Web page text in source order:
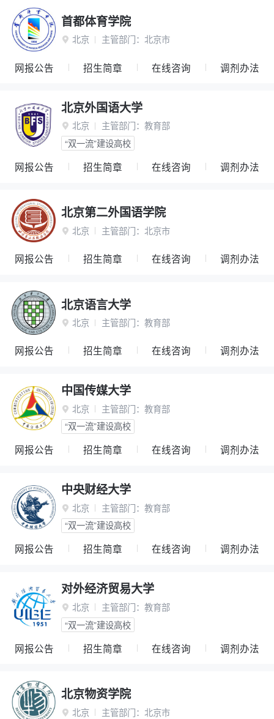
首都体育学院
 北京 主管部门： 北京市
网报公告 招生简章 在线咨询 调剂办法
北京外国语大学
 北京 主管部门： 教育部
“双一流”建设高校
网报公告 招生简章 在线咨询 调剂办法
北京第二外国语学院
 北京 主管部门： 北京市
网报公告 招生简章 在线咨询 调剂办法
北京语言大学
 北京 主管部门： 教育部
网报公告 招生简章 在线咨询 调剂办法
中国传媒大学
 北京 主管部门： 教育部
“双一流”建设高校
网报公告 招生简章 在线咨询 调剂办法
中央财经大学
 北京 主管部门： 教育部
“双一流”建设高校
网报公告 招生简章 在线咨询 调剂办法
对外经济贸易大学
 北京 主管部门： 教育部
“双一流”建设高校
网报公告 招生简章 在线咨询 调剂办法
北京物资学院
 北京 主管部门： 北京市